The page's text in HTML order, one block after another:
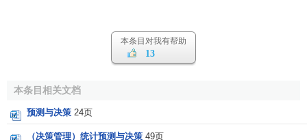
本条目对我有帮助
13
本条目相关文档
预测与决策 24页
（决策管理）统计预测与决策 49页